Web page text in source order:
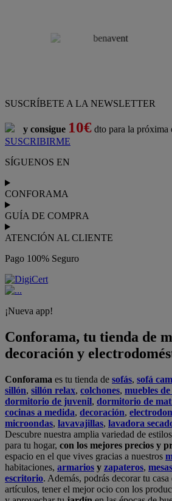
SUSCRÍBETE A LA NEWSLETTER
y consigue 10€ dto para la próxima
SUSCRIBIRME
SÍGUENOS EN
CONFORAMA
GUÍA DE COMPRA
ATENCIÓN AL CLIENTE
Pago 100% Seguro
¡Nueva app!
Conforama, tu tienda de
decoración y
Conforama es tu tienda de sofás, sofá
sillón, sillón relax, colchones, muebles de
dormitorio de juvenil, dormitorio de
cocinas a medida, decoración,
microondas, lavavajillas, lavadora
Descubre nuestra amplia variedad de
para tu hogar, con los mejores precios y
espacio en el que vives gracias a nuestros
habitaciones, armarios y zapateros,
escritorio. Además, podrás decorar tu
artículos, tener el mejor ocio con los